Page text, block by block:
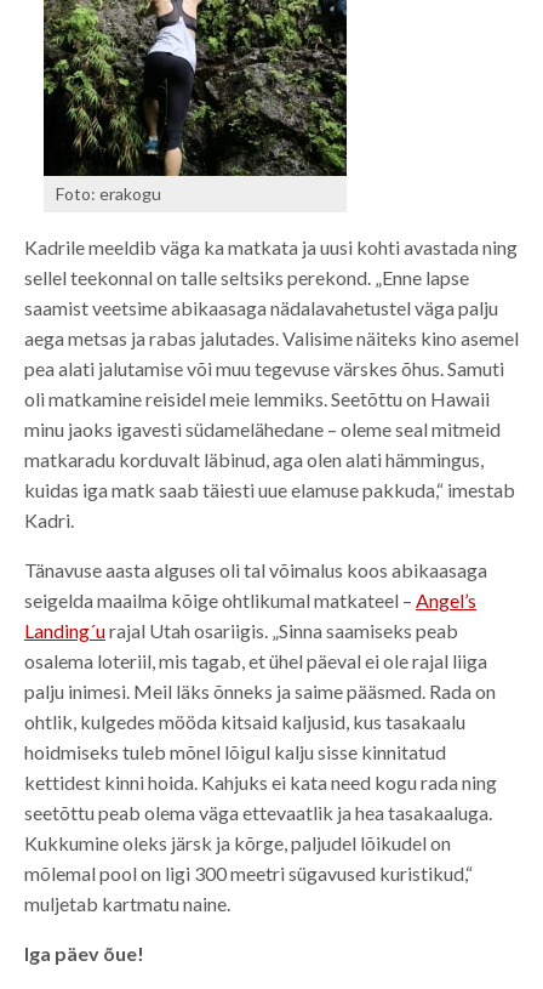
Foto: erakogu
Kadrile meeldib väga ka matkata ja uusi kohti avastada ning
sellel teekonnal on talle seltsiks perekond. „Enne lapse
saamist veetsime abikaasaga nädalavahetustel väga palju
aega metsas ja rabas jalutades. Valisime näiteks kino asemel
pea alati jalutamise või muu tegevuse värskes õhus. Samuti
oli matkamine reisidel meie lemmiks. Seetõttu on Hawaii
minu jaoks igavesti südamelähedane – oleme seal mitmeid
matkaradu korduvalt läbinud, aga olen alati hämmingus,
kuidas iga matk saab täiesti uue elamuse pakkuda,“ imestab
Kadri.
Tänavuse aasta alguses oli tal võimalus koos abikaasaga
seigelda maailma kõige ohtlikumal matkateel – Angel’s
Landing´urajal Utah osariigis. „Sinna saamiseks peab
osalema loteriil, mis tagab, et ühel päeval ei ole rajal liiga
palju inimesi. Meil läks õnneks ja saime pääsmed. Rada on
ohtlik, kulgedes mööda kitsaid kaljusid, kus tasakaalu
hoidmiseks tuleb mõnel lõigul kalju sisse kinnitatud
kettidest kinni hoida. Kahjuks ei kata need kogu rada ning
seetõttu peab olema väga ettevaatlik ja hea tasakaaluga.
Kukkumine oleks järsk ja kõrge, paljudel lõikudel on
mõlemal pool on ligi 300 meetri sügavused kuristikud,“
muljetab kartmatu naine.
Iga päev õue!